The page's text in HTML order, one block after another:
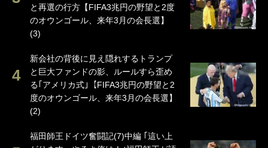
と再選の行方【FIFA3兆円の野望と2度
のオウンゴール、来年3月の会長選】
(3)
新会社の背後に見え隠れするトランプ
と巨大ファンドの影、ルールすら歪め
る｢アメリカ式｣【FIFA3兆円の野望と2
度のオウンゴール、来年3月の会長選】
(2)
福田師王ドイツ奮闘記(7)中編 ｢這い上